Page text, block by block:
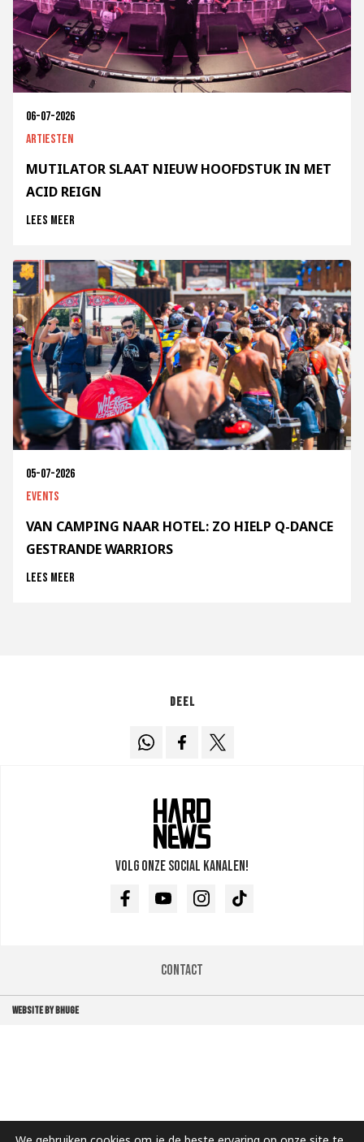
06-07-2026
Artiesten
MUTILATOR SLAAT NIEUW HOOFDSTUK IN MET
ACID REIGN
Lees meer
05-07-2026
Events
VAN CAMPING NAAR HOTEL: ZO HIELP Q-DANCE
GESTRANDE WARRIORS
Lees meer
Deel
Volg onze social kanalen!
FacebookYoutubeInstagramTikTok
Contact
WEBSITE BY BHUGE